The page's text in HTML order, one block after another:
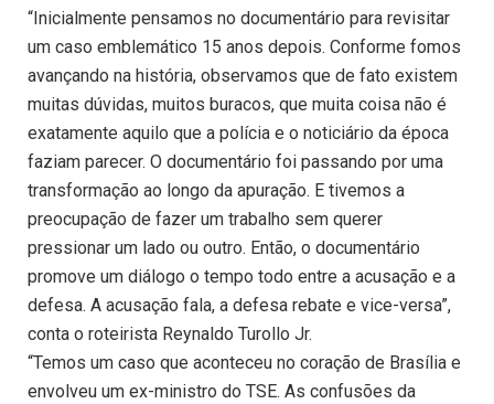
“Inicialmente pensamos no documentário para revisitar
um caso emblemático 15 anos depois. Conforme fomos
avançando na história, observamos que de fato existem
muitas dúvidas, muitos buracos, que muita coisa não é
exatamente aquilo que a polícia e o noticiário da época
faziam parecer. O documentário foi passando por uma
transformação ao longo da apuração. E tivemos a
preocupação de fazer um trabalho sem querer
pressionar um lado ou outro. Então, o documentário
promove um diálogo o tempo todo entre a acusação e a
defesa. A acusação fala, a defesa rebate e vice-versa”,
conta o roteirista Reynaldo Turollo Jr.
“Temos um caso que aconteceu no coração de Brasília e
envolveu um ex-ministro do TSE. As confusões da